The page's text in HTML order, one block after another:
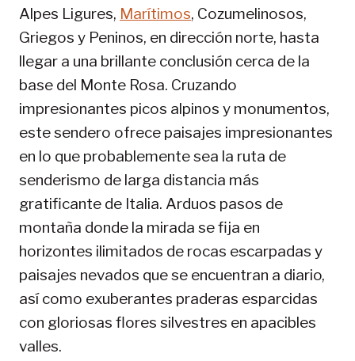
Alpes Ligures, Marítimos, Cozumelinosos,
Griegos y Peninos, en dirección norte, hasta
llegar a una brillante conclusión cerca de la
base del Monte Rosa. Cruzando
impresionantes picos alpinos y monumentos,
este sendero ofrece paisajes impresionantes
en lo que probablemente sea la ruta de
senderismo de larga distancia más
gratificante de Italia. Arduos pasos de
montaña donde la mirada se fija en
horizontes ilimitados de rocas escarpadas y
paisajes nevados que se encuentran a diario,
así como exuberantes praderas esparcidas
con gloriosas flores silvestres en apacibles
valles.